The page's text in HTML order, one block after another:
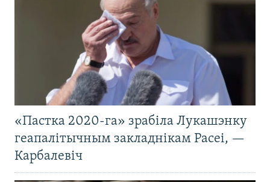
«Пастка 2020-га» зрабіла Лукашэнку
геапалітычным закладнікам Расеі, —
Карбалевіч